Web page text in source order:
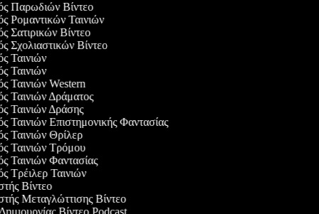
Παρωδιών Βίντεο
Ρομαντικών Ταινιών
Σατιρικών Βίντεο
Σχολιαστικών Βίντεο
Ταινιών
Ταινιών
Ταινιών Western
Ταινιών Δράματος
Ταινιών Δράσης
Ταινιών Επιστημονικής Φαντασίας
Ταινιών Θρίλερ
Ταινιών Τρόμου
Ταινιών Φαντασίας
Τρέιλερ Ταινιών
Βίντεο
Μεταγλώττισης Βίντεο